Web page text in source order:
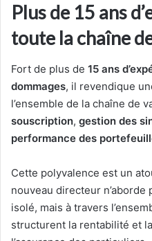
Plus de 15 ans
toute la chaîne
Fort de plus de 15 ans
dommages, il revendique
l’ensemble de la chaîne de
souscription, gestion des
performance des
Cette polyvalence est un
nouveau directeur
isolé, mais à travers
structurent la rentabilité et